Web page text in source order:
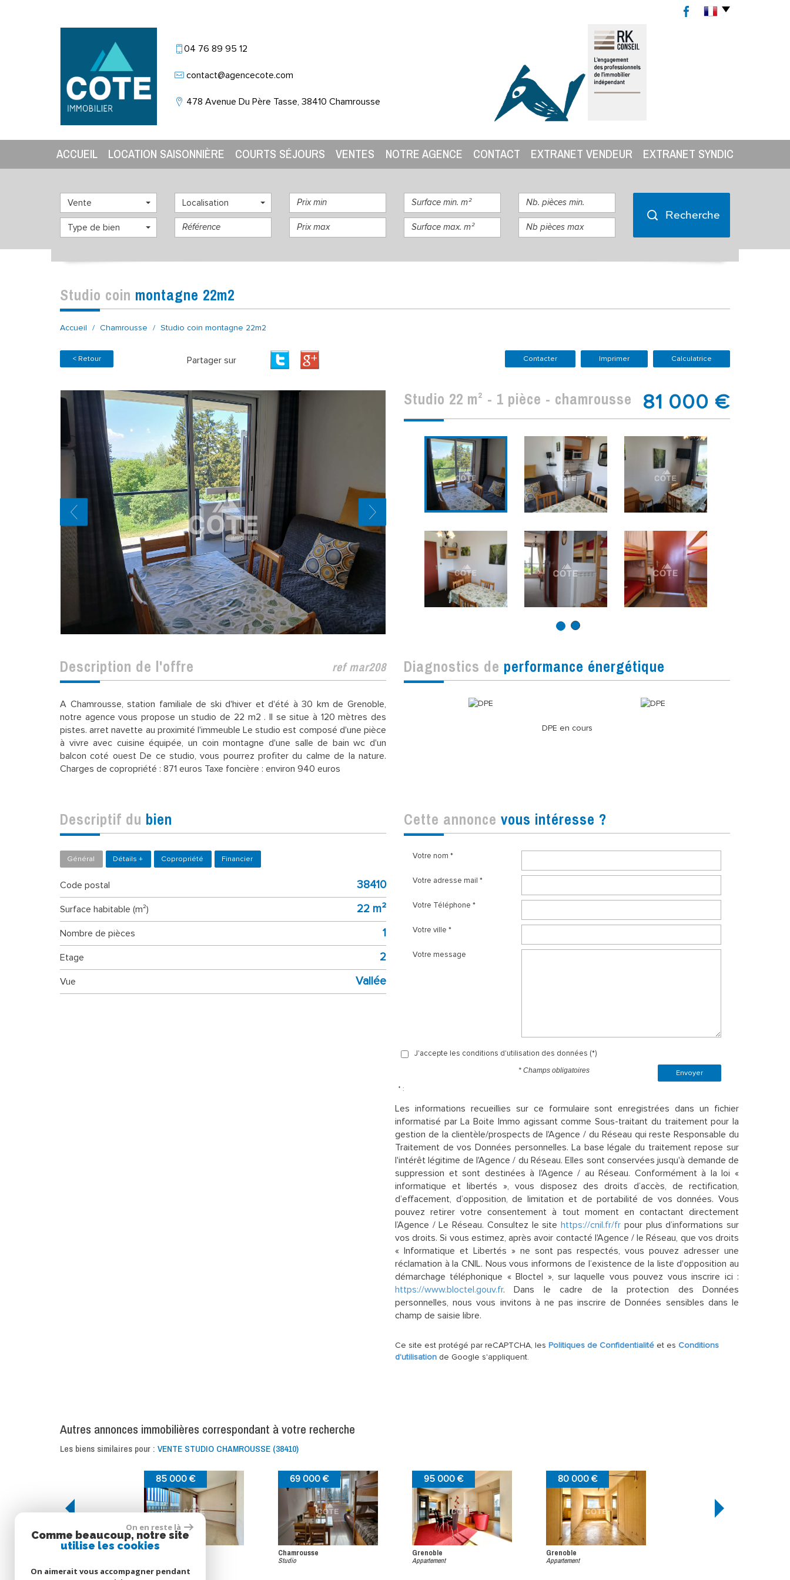
04 76 89 95 12
contact@agencecote.com
478 Avenue Du Père Tasse, 38410 Chamrousse
ACCUEIL LOCATION SAISONNIÈRE COURTS SÉJOURS VENTES NOTRE AGENCE CONTACT EXTRANET VENDEUR EXTRANET SYNDIC
Vente
Type de bien
Localisation
Recherche
studio coin montagne 22m2
Accueil Chamrousse Studio coin montagne 22m2
< Retour Partager sur Contacter Imprimer Calculatrice
studio 22 m² - 1 pièce - chamrousse 81 000 €
description de l'offre ref mar208
A Chamrousse, station familiale de ski d'hiver et d'été à 30 km de Grenoble,
notre agence vous propose un studio de 22 m2 . Il se situe à 120 mètres des
pistes. arret navette au proximité l'immeuble Le studio est composé d'une pièce
à vivre avec cuisine équipée, un coin montagne d'une salle de bain wc d'un
balcon coté ouest De ce studio, vous pourrez profiter du calme de la nature.
Charges de copropriété : 871 euros Taxe foncière : environ 940 euros
diagnostics de performance énergétique
DPE en cours
descriptif du bien
Général Détails + Copropriété Financier
Code postal 38410
Surface habitable (m²) 22 m²
Nombre de pièces 1
Etage 2
Vue Vallée
cette annonce vous intéresse ?
Votre nom *
Votre adresse mail *
Votre Téléphone *
Votre ville *
Votre message
J'accepte les conditions d'utilisation des données (*)
Envoyer
* Champs obligatoires
* :
Les informations recueillies sur ce formulaire sont enregistrées dans un fichier
informatisé par La Boite Immo agissant comme Sous-traitant du traitement pour la
gestion de la clientèle/prospects de l'Agence / du Réseau qui reste Responsable du
Traitement de vos Données personnelles. La base légale du traitement repose sur
l'intérêt légitime de l'Agence / du Réseau. Elles sont conservées jusqu'à demande de
suppression et sont destinées à l'Agence / au Réseau. Conformément à la loi «
informatique et libertés », vous disposez des droits d’accès, de rectification,
d’effacement, d’opposition, de limitation et de portabilité de vos données. Vous
pouvez retirer votre consentement à tout moment en contactant directement
l’Agence / Le Réseau. Consultez le sitehttps://cnil.fr/fr pour plus d’informations sur
vos droits. Si vous estimez, après avoir contacté l'Agence / le Réseau, que vos droits
« Informatique et Libertés » ne sont pas respectés, vous pouvez adresser une
réclamation à la CNIL. Nous vous informons de l’existence de la liste d'opposition au
démarchage téléphonique « Bloctel », sur laquelle vous pouvez vous inscrire ici :
https://www.bloctel.gouv.fr. Dans le cadre de la protection des Données
personnelles, nous vous invitons à ne pas inscrire de Données sensibles dans le
champ de saisie libre.
Ce site est protégé par reCAPTCHA, les Politiques de Confidentialité et es Conditions
d'utilisation de Google s'appliquent.
autres annonces immobilières correspondant à votre recherche
Les biens similaires pour : VENTE STUDIO CHAMROUSSE (38410)
80 000 €
Grenoble
95 000 €
On en reste là
Comme beaucoup, notre site
utilise les cookies
On aimerait vous accompagner pendant